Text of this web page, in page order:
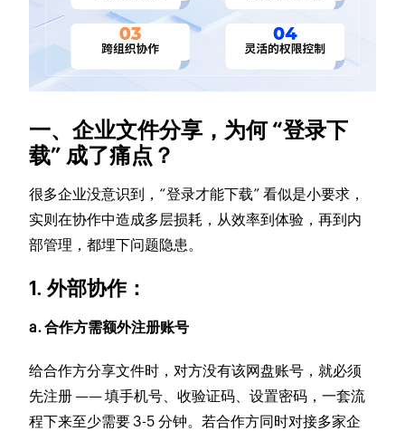
一、企业文件分享，为何 “登录下
载” 成了痛点？
很多企业没意识到，“登录才能下载” 看似是小要求，
实则在协作中造成多层损耗，从效率到体验，再到内
部管理，都埋下问题隐患。
1. 外部协作：
a. 合作方需额外注册账号
给合作方分享文件时，对方没有该网盘账号，就必须
先注册 —— 填手机号、收验证码、设置密码，一套流
程下来至少需要 3-5 分钟。若合作方同时对接多家企